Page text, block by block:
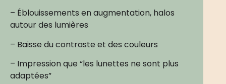
– Éblouissements en augmentation, halos
autour des lumières
– Baisse du contraste et des couleurs
– Impression que “les lunettes ne sont plus
adaptées”